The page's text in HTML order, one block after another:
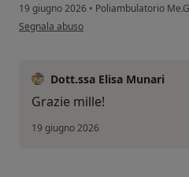
19 giugno 2026 • Poliambulatorio
secondo l'opinione dell'utente Francesca
Segnala abuso
Dott.ssa Elisa Munari
Grazie mille!
19 giugno 2026